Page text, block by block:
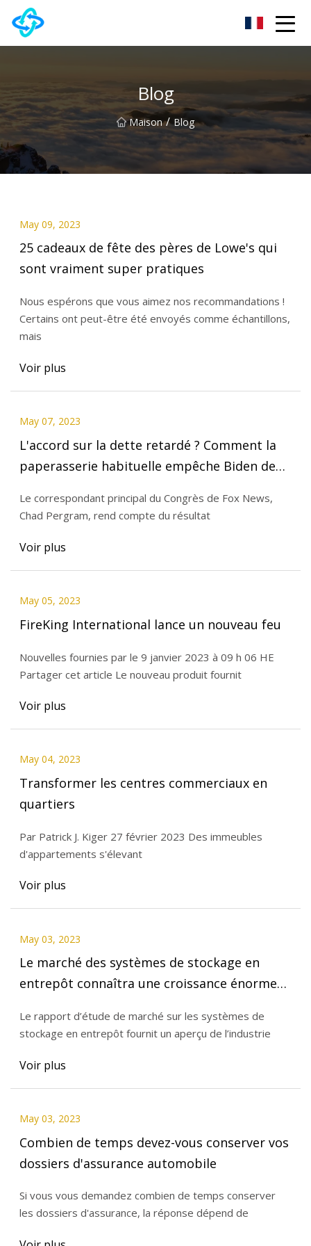
Blog
Maison / Blog
May 09, 2023
25 cadeaux de fête des pères de Lowe's qui
sont vraiment super pratiques
Nous espérons que vous aimez nos recommandations !
Certains ont peut-être été envoyés comme échantillons,
mais
Voir plus
May 07, 2023
L'accord sur la dette retardé ? Comment la
paperasserie habituelle empêche Biden de
Le correspondant principal du Congrès de Fox News,
Chad Pergram, rend compte du résultat
Voir plus
May 05, 2023
FireKing International lance un nouveau feu
Nouvelles fournies par le 9 janvier 2023 à 09 h 06 HE
Partager cet article Le nouveau produit fournit
Voir plus
May 04, 2023
Transformer les centres commerciaux en
quartiers
Par Patrick J. Kiger 27 février 2023 Des immeubles
d'appartements s'élevant
Voir plus
May 03, 2023
Le marché des systèmes de stockage en
entrepôt connaîtra une croissance énorme
Handling Systems, Constructor Group AS,
Le rapport d’étude de marché sur les systèmes de
stockage en entrepôt fournit un aperçu de l’industrie
Voir plus
May 03, 2023
Combien de temps devez-vous conserver vos
dossiers d'assurance automobile
Si vous vous demandez combien de temps conserver
les dossiers d'assurance, la réponse dépend de